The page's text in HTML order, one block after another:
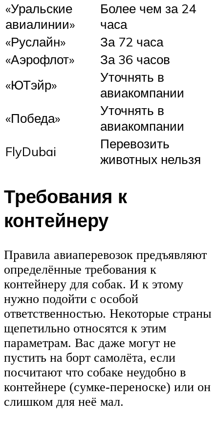
«Уральские
авиалинии»
Более чем за 24
часа
«Руслайн»
За 72 часа
«Аэрофлот»
За 36 часов
«ЮТэйр»
Уточнять в
авиакомпании
«Победа»
Уточнять в
авиакомпании
FlyDubai
Перевозить
животных нельзя
Требования к
контейнеру
Правила авиаперевозок предъявляют
определённые требования к
контейнеру для собак. И к этому
нужно подойти с особой
ответственностью. Некоторые страны
щепетильно относятся к этим
параметрам. Вас даже могут не
пустить на борт самолёта, если
посчитают что собаке неудобно в
контейнере (сумке-переноске) или он
слишком для неё мал.